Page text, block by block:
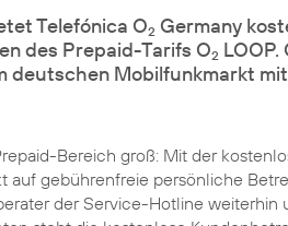
Telefónica O2 Germany
des Prepaid-Tarifs O2 LOOP.
deutschen Mobilfunkmarkt
Bereich groß: Mit der
auf gebührenfreie persönliche
der Service-Hotline